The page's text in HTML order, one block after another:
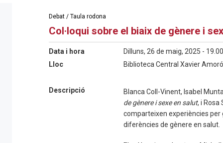
Debat / Taula rodona
Col·loqui sobre el biaix de gènere i
Data i hora
Dilluns, 26 de maig, 2025 -
Lloc
Biblioteca Central Xavier
Descripció
Blanca Coll-Vinent, Isabel
de gènere i sexe en salut, i Rosa
comparteixen experiències per
diferències de gènere en salut.